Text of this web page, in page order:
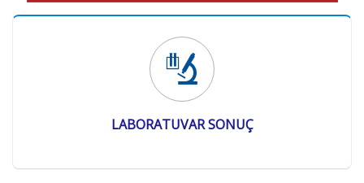
LABORATUVAR SONUÇ